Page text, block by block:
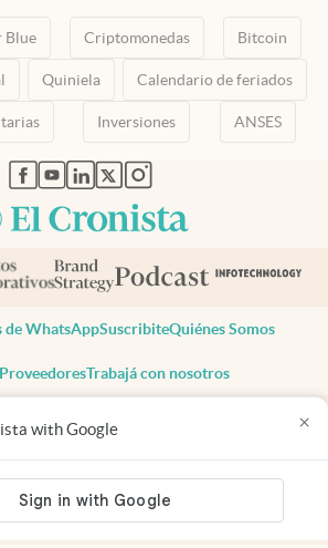
with Google ×
Blue Criptomonedas Bitcoin
Quiniela Calendario de feriados
Inversiones ANSES
abre en nueva pestaña
abre en nueva pestaña
abre en nueva pestaña
abre en nueva pestaña
abre en nueva pestaña
de WhatsAppSuscribiteQuiénes Somos
Trabajá con nosotros
los derechos reservados
Privacidad
Consentimiento
Tel:+54 11 7078-3270